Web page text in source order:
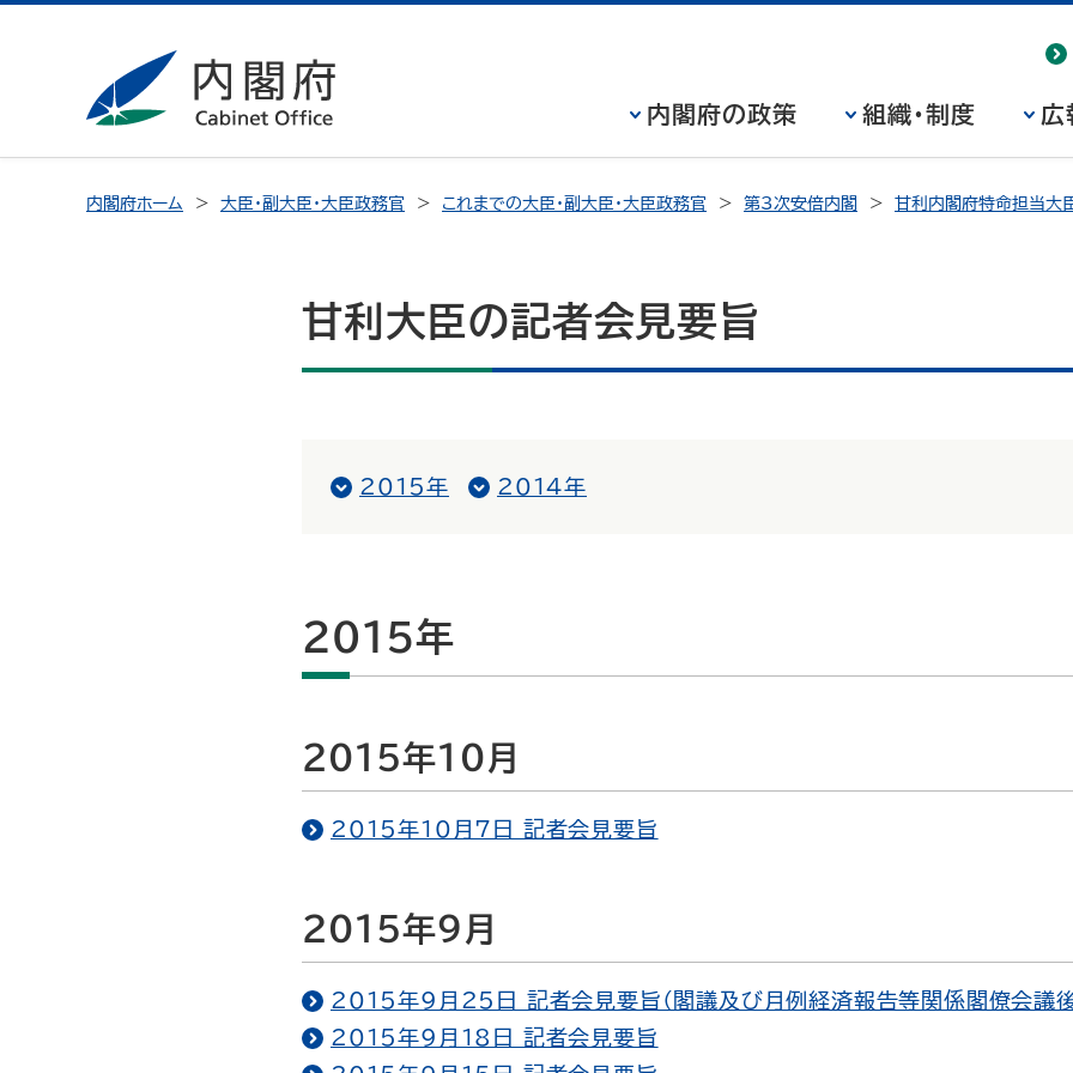
内閣府の政策 組織・制度 広
内閣府ホーム 大臣・副大臣・大臣政務官 これまでの大臣・副大臣・大臣政務官 第3次安倍内閣 甘利内閣府特命担当大
甘利大臣の記者会見要旨
2015年 2014年
2015年
2015年10月
2015年10月7日 記者会見要旨
2015年9月
2015年9月25日 記者会見要旨（閣議及び月例経済報告等関係閣僚会議後
2015年9月18日 記者会見要旨